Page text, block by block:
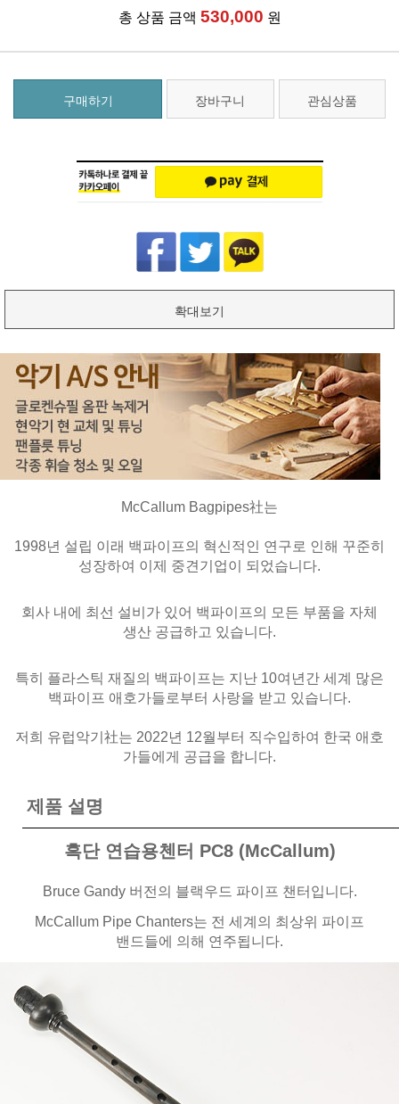
총 상품 금액 530,000 원
구매하기 장바구니 관심상품
확대보기
McCallum Bagpipes社는
1998년 설립 이래 백파이프의 혁신적인 연구로 인해 꾸준히
성장하여 이제 중견기업이 되었습니다.
회사 내에 최선 설비가 있어 백파이프의 모든 부품을 자체
생산 공급하고 있습니다.
특히 플라스틱 재질의 백파이프는 지난 10여년간 세계 많은
백파이프 애호가들로부터 사랑을 받고 있습니다.
저희 유럽악기社는 2022년 12월부터 직수입하여 한국 애호
가들에게 공급을 합니다.
제품 설명
흑단 연습용첸터 PC8 (McCallum)
Bruce Gandy 버전의 블랙우드 파이프 챈터입니다.
McCallum Pipe Chanters는 전 세계의 최상위 파이프
밴드들에 의해 연주됩니다.